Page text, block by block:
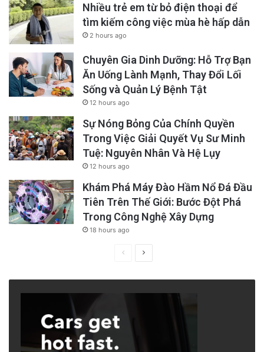
đang là nghị viên đương nhiệm nên có nhiều
lợi thế hơn các ứng cử viên khác. Chị cho rằng
mặc dù có những khuyết điểm mà cử tri có
thể chưa biết hoặc chưa quan tâm đầy đủ, lợi
thế của người đương nhiệm vẫn là một yếu tố
quan trọng trong cuộc đua.
Tuy nhiên, điều khiến chị thất vọng là chiến
dịch của Vân Lê và Hạnh Giao Nguyễn. Theo
chị, cả hai ứng cử viên đều xuất hiện khá hạn
chế trong các hoạt động vận động cử tri, từ gõ
cửa từng nhà, tham gia các sự kiện cộng
đồng, đến hiện diện trên các kênh truyền
thông và mạng xã hội. Đặc biệt về phía Vân
Lê, theo chị, đây không phải là lần đầu tiên
Vân Lê tham gia tranh cử, nhưng qua nhiều kỳ
bầu cử, chị vẫn chưa thấy sự phát triển đáng
kể về mức độ hiện diện, khả năng vận động cử
Nhiều trẻ em từ bỏ điện thoại để
tìm kiếm công việc mùa hè hấp dẫn
2 hours ago
Chuyên Gia Dinh Dưỡng: Hỗ Trợ Bạn
Ăn Uống Lành Mạnh, Thay Đổi Lối
Sống và Quản Lý Bệnh Tật
12 hours ago
Sự Nóng Bỏng Của Chính Quyền
Trong Việc Giải Quyết Vụ Sư Minh
Tuệ: Nguyên Nhân Và Hệ Lụy
12 hours ago
Khám Phá Máy Đào Hầm Nổ Đá Đầu
Tiên Trên Thế Giới: Bước Đột Phá
Trong Công Nghệ Xây Dựng
18 hours ago
PreviousNext